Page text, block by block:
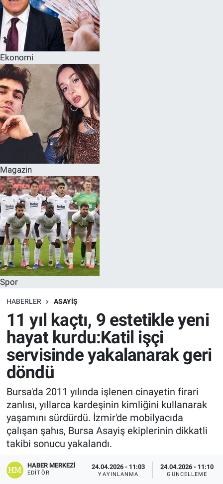
Ekonomi
Magazin
Spor
HABERLER ASAYIŞ
11 yıl kaçtı, 9 estetikle yeni
hayat kurdu:Katil işçi
servisinde yakalanarak geri
döndü
Bursa'da 2011 yılında işlenen cinayetin firari
zanlısı, yıllarca kardeşinin kimliğini kullanarak
yaşamını sürdürdü. İzmir'de mobilyacıda
çalışan şahıs, Bursa Asayiş ekiplerinin dikkatli
takibi sonucu yakalandı.
HABER MERKEZI
EDITÖR
24.04.2026 - 11:03
YAYINLANMA
24.04.2026 - 11:10
GÜNCELLEME